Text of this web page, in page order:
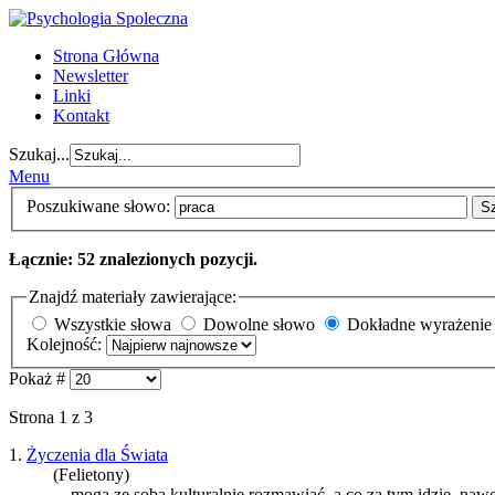
Strona Główna
Newsletter
Linki
Kontakt
Szukaj...
Menu
Poszukiwane słowo:
Łącznie: 52 znalezionych pozycji.
Znajdź materiały zawierające:
Wszystkie słowa
Dowolne słowo
Dokładne wyrażenie
Kolejność:
Pokaż #
Strona 1 z 3
1. Życzenia dla Świata
(Felietony)